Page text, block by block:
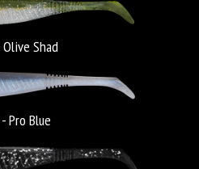
Olive Shad
Pro Blue